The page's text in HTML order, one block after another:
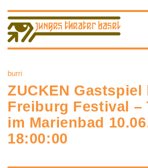
burri
ZUCKEN Gastspiel
Freiburg Festival –
im Marienbad
18:00:00